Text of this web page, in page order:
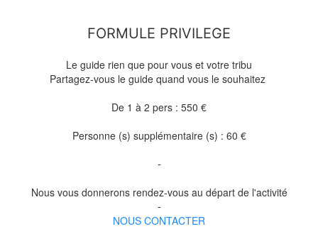
FORMULE PRIVILEGE
Le guide rien que pour vous et votre tribu
Partagez-vous le guide quand vous le souhaitez
De 1 à 2 pers : 550 €
Personne (s) supplémentaire (s) : 60 €
-
Nous vous donnerons rendez-vous au départ de l'activité
-
NOUS CONTACTER